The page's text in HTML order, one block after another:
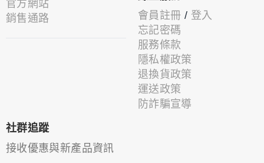
官方網站
銷售通路
會員註冊 / 登入
忘記密碼
服務條款
隱私權政策
退換貨政策
運送政策
防詐騙宣導
社群追蹤
接收優惠與新產品資訊